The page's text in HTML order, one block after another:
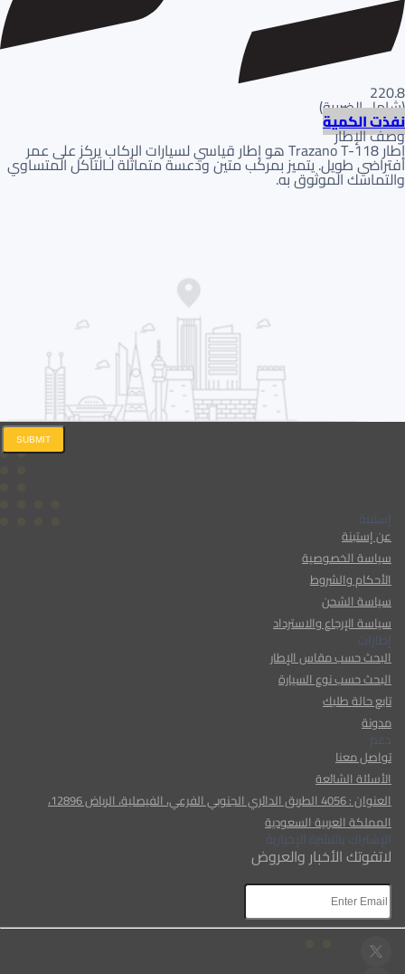
220.8
(شامل الضريبة)
نفذت الكمية
وصف الإطار
إطار Trazano T-118 هو إطار قياسي لسيارات الركاب يركز على عمر
افتراضي طويل. يتميز بمركب متين ودعسة متماثلة لـالتآكل المتساوي
والتماسك الموثوق به.
إستبنة
عن إستبنة
سياسة الخصوصية
الأحكام والشروط
سياسة الشحن
سياسة الإرجاع والاسترداد
إطارات
البحث حسب مقاس الإطار
البحث حسب نوع السيارة
تابع حالة طلبك
مدونة
دعم
تواصل معنا
الأسئلة الشائعة
العنوان : 4056 الطريق الدائري الجنوبي الفرعي، الفيصلية، الرياض 12896،
المملكة العربية السعودية
الإشتراك بالنشرة الإخبارية
لاتفوتك الأخبار والعروض
SUBMIT